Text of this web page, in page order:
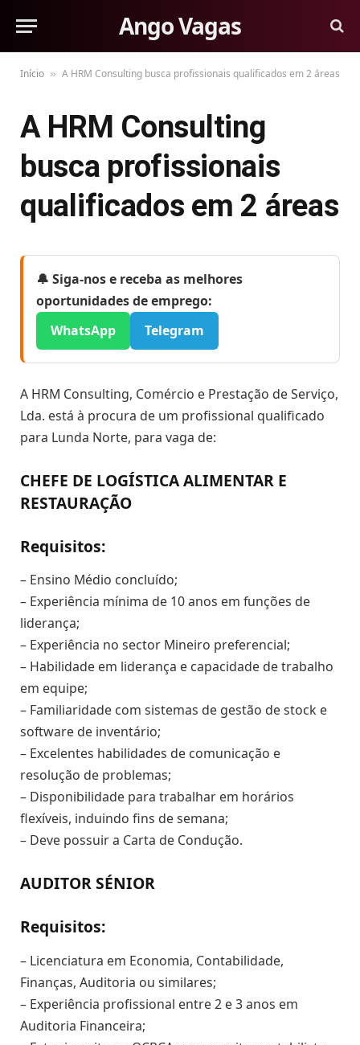
Ango Vagas
Início » A HRM Consulting busca profissionais qualificados em 2 áreas
A HRM Consulting
busca profissionais
qualificados em 2 áreas
🔔 Siga-nos e receba as melhores
oportunidades de emprego:
WhatsApp
Telegram
A HRM Consulting, Comércio e Prestação de Serviço,
Lda. está à procura de um profissional qualificado
para Lunda Norte, para vaga de:
CHEFE DE LOGÍSTICA ALIMENTAR E
RESTAURAÇÃO
Requisitos:
– Ensino Médio concluído;
– Experiência mínima de 10 anos em funções de
liderança;
– Experiência no sector Mineiro preferencial;
– Habilidade em liderança e capacidade de trabalho
em equipe;
– Familiaridade com sistemas de gestão de stock e
software de inventário;
– Excelentes habilidades de comunicação e
resolução de problemas;
– Disponibilidade para trabalhar em horários
flexíveis, induindo fins de semana;
– Deve possuir a Carta de Condução.
AUDITOR SÉNIOR
Requisitos:
– Licenciatura em Economia, Contabilidade,
Finanças, Auditoria ou similares;
– Experiência profissional entre 2 e 3 anos em
Auditoria Financeira;